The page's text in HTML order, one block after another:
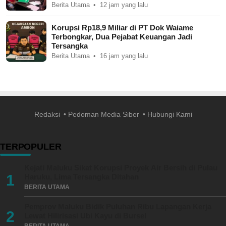
Berita Utama 12 jam yang lalu
Korupsi Rp18,9 Miliar di PT Dok Waiame
Terbongkar, Dua Pejabat Keuangan Jadi
Tersangka
Berita Utama 16 jam yang lalu
Redaksi Pedoman Media Siber Hubungi Kami
TERPOPULER
1 BERITA UTAMA
2